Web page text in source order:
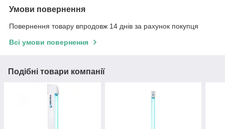
Умови повернення
Повернення товару впродовж 14 днів за рахунок покупця
Всі умови повернення
Подібні товари компанії